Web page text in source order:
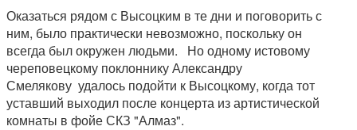
Оказаться рядом с Высоцким в те дни и поговорить с
ним, было практически невозможно, поскольку он
всегда был окружен людьми. Но одному истовому
череповецкому поклоннику Александру
Смелякову удалось подойти к Высоцкому, когда тот
уставший выходил после концерта из артистической
комнаты в фойе СКЗ "Алмаз".